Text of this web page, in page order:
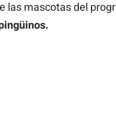
las mascotas del